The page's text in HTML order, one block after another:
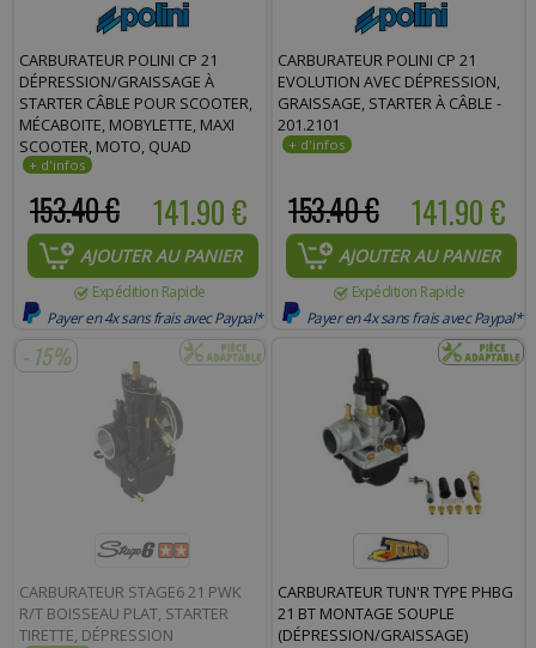
CARBURATEUR POLINI CP 21
DÉPRESSION/GRAISSAGE À
STARTER CÂBLE POUR SCOOTER,
MÉCABOITE, MOBYLETTE, MAXI
SCOOTER, MOTO, QUAD
141.90 €
153.40 €
AJOUTER AU PANIER
Expédition Rapide
Payer en 4x sans frais avec Paypal*
CARBURATEUR POLINI CP 21
EVOLUTION AVEC DÉPRESSION,
GRAISSAGE, STARTER À CÂBLE -
201.2101
141.90 €
153.40 €
AJOUTER AU PANIER
Expédition Rapide
Payer en 4x sans frais avec Paypal*
- 15%
CARBURATEUR STAGE6 21 PWK
R/T BOISSEAU PLAT, STARTER
TIRETTE, DÉPRESSION
CARBURATEUR TUN'R TYPE PHBG
21 BT MONTAGE SOUPLE
(DÉPRESSION/GRAISSAGE)